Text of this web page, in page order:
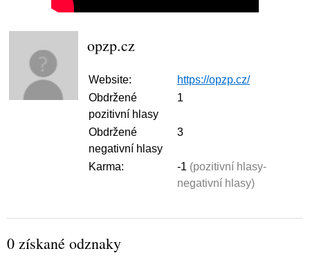
opzp.cz
Website:
https://opzp.cz/
Obdržené
pozitivní hlasy
1
Obdržené
negativní hlasy
3
Karma: -1 (pozitivní hlasy-
negativní hlasy)
0 získané odznaky